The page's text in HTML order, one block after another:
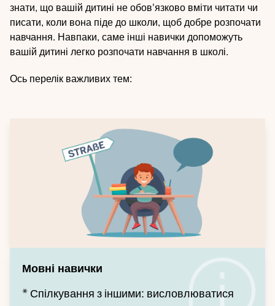
знати, що вашій дитині не обов'язково вміти читати чи
писати, коли вона піде до школи, щоб добре розпочати
навчання. Навпаки, саме інші навички допоможуть
вашій дитині легко розпочати навчання в школі.
Ось перелік важливих тем:
Мовні навички
* Спілкування з іншими: висловлюватися